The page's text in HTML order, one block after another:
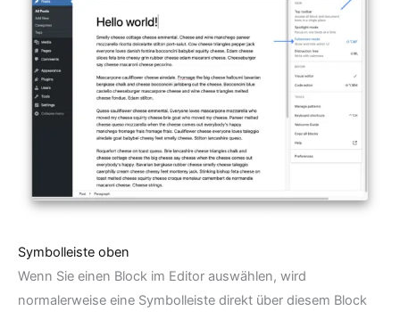
Symbolleiste oben
Wenn Sie einen Block im Editor auswählen, wird
normalerweise eine Symbolleiste direkt über diesem Block